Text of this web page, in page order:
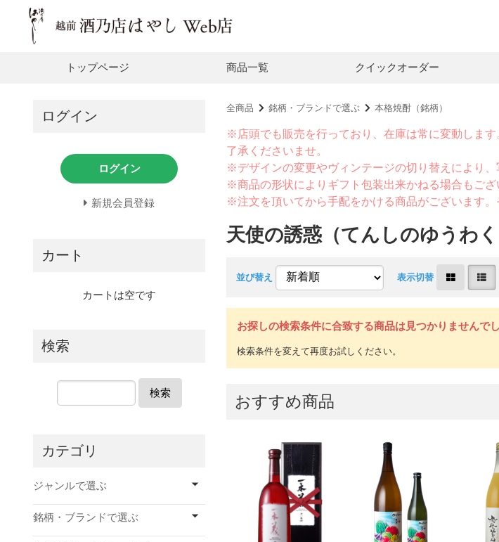
トップページ 商品一覧 クイックオーダー
全商品 銘柄・ブランドで選ぶ 本格焼酎（銘柄）
※店頭でも販売を行っており、在庫は常に変動しま
了承くださいませ。
※デザインの変更やヴィンテージの切り替えにより
※商品の形状によりギフト包装出来かねる場合もござ
※注文を頂いてから手配をかける商品がございます
天使の誘惑（てんしのゆうわ
並び替え 表示切替
お探しの検索条件に合致する商品は見つかりませんでし
おすすめ商品
ログイン
ログイン
新規会員登録
カート
カートは空です
検索
検索
カテゴリ
ジャンルで選ぶ
銘柄・ブランドで選ぶ